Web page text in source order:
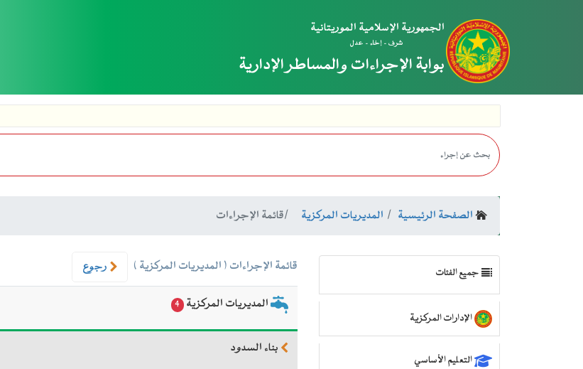
الجمهورية الإسلامية الموريتانية
شرف - إخاء - عدل
بوابة الإجراءات والمساطر الإدارية
الصفحة الرئيسية المديريات المركزية قائمة الإجراءات
جميع الفئات
الإدارات المركزية
التعليم الأساسي
قائمة الإجراءات ( المديريات المركزية ) رجوع
المديريات المركزية 4
بناء السدود